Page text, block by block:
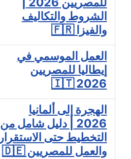
الشروط والتكاليف
والفيزا 🇫🇷
العمل الموسمي في
إيطاليا للمصريين
2026 🇮🇹
الهجرة إلى ألمانيا
2026 | دليل شامل من
التخطيط حتى الاستقرار
والعمل للمصريين 🇩🇪